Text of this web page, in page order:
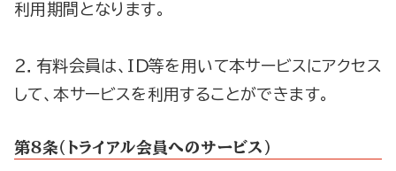
利用期間となります。
２．有料会員は、ＩＤ等を用いて本サービスにアクセス
して、本サービスを利用することができます。
第８条（トライアル会員へのサービス）